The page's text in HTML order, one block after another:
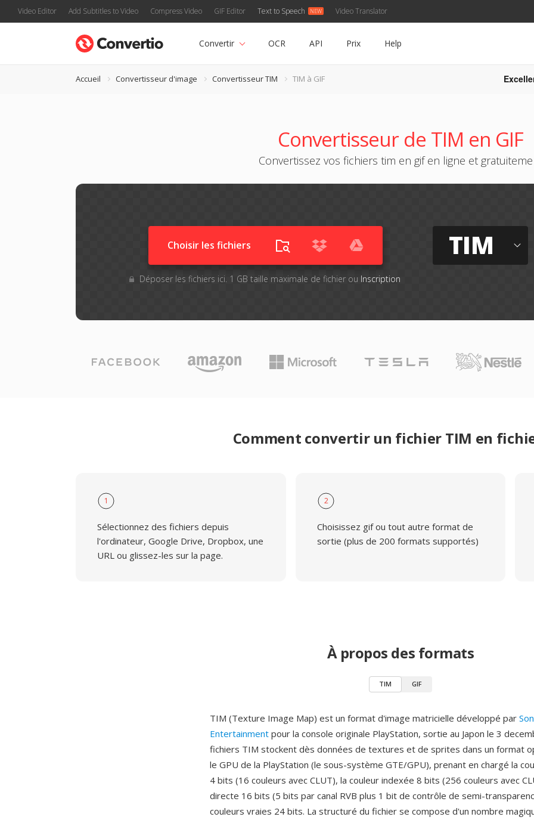
Video Editor Add Subtitles to Video Compress Video GIF Editor Text to Speech Video Translator
Convertir OCR API Prix Help
Accueil Convertisseur d'image Convertisseur TIM TIM à GIF
Convertisseur de TIM en GIF
Convertissez vos fichiers tim en gif en ligne et
Choisir les fichiers
Déposer les fichiers ici. 1 GB taille maximale de fichier ou Inscription
TIM
Comment convertir un fichier TIM en
1
Sélectionnez des fichiers depuis
l'ordinateur, Google Drive, Dropbox, une
URL ou glissez-les sur la page.
2
Choisissez gif ou tout autre format de
sortie (plus de 200 formats supportés)
À propos des formats
TIM GIF
TIM (Texture Image Map) est un format d'image matricielle développé par
Entertainment pour la console originale PlayStation, sortie au Japon le 3
fichiers TIM stockent dès données de textures et de sprites dans un format
le GPU de la PlayStation (le sous-système GTE/GPU), prenant en chargé la
4 bits (16 couleurs avec CLUT), la couleur indexée 8 bits (256 couleurs avec
directe 16 bits (5 bits par canal RVB plus 1 bit de contrôle de semi-
couleurs vraies 24 bits. La structuré du fichier se compose d'un nombre